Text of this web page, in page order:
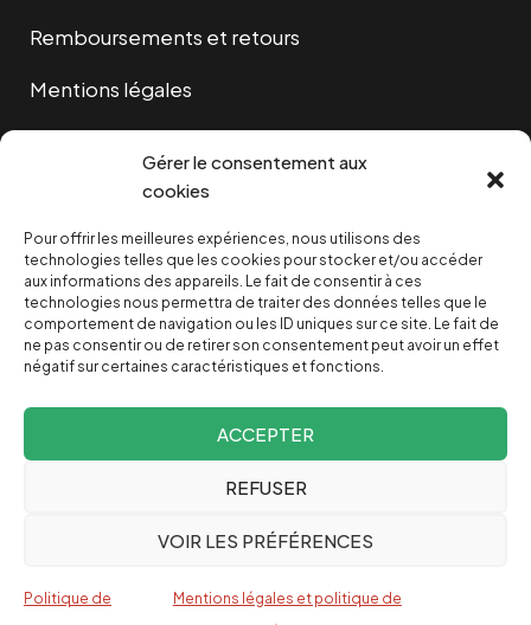
Gérer le consentement aux
cookies
Pour offrir les meilleures expériences, nous utilisons des
technologies telles que les cookies pour stocker et/ou accéder
aux informations des appareils. Le fait de consentir à ces
technologies nous permettra de traiter des données telles que le
comportement de navigation ou les ID uniques sur ce site. Le fait de
ne pas consentir ou de retirer son consentement peut avoir un effet
négatif sur certaines caractéristiques et fonctions.
ACCEPTER
REFUSER
VOIR LES PRÉFÉRENCES
Politique de
Mentions légales et politique de
Remboursements et retours
Mentions légales
NOUS SOUTENIR
NOTRE NEWSLETTER
pour le changer
Espagnol